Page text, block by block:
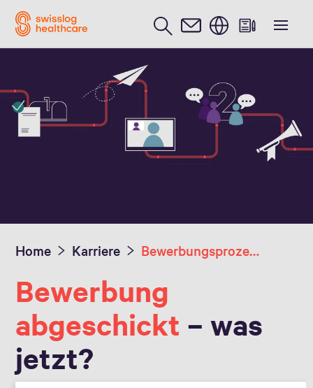
Englisch / English
Home Karriere Bewerbungsprozess
Bewerbung
abgeschickt – was
jetzt?